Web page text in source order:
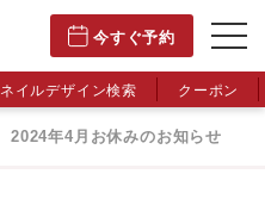
今すぐ予約
ネイルデザイン検索 クーポン
2024年4月お休みのお知らせ